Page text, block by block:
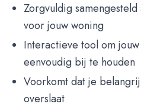
Zorgvuldig
voor jouw woning
Interactieve tool om
eenvoudig bij te houden
Voorkomt dat je
overslaat